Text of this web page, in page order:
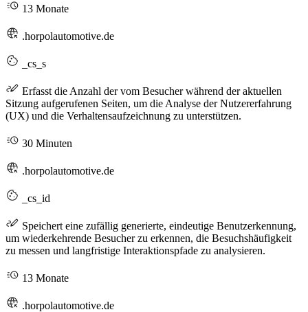
13 Monate
.horpolautomotive.de
_cs_s
Erfasst die Anzahl der vom Besucher während der aktuellen
Sitzung aufgerufenen Seiten, um die Analyse der Nutzererfahrung
(UX) und die Verhaltensaufzeichnung zu unterstützen.
30 Minuten
.horpolautomotive.de
_cs_id
Speichert eine zufällig generierte, eindeutige Benutzerkennung,
um wiederkehrende Besucher zu erkennen, die Besuchshäufigkeit
zu messen und langfristige Interaktionspfade zu analysieren.
13 Monate
.horpolautomotive.de